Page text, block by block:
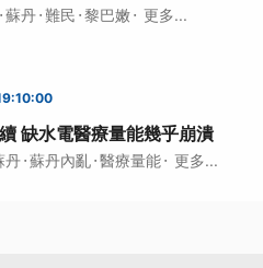
·蘇丹·難民 ·黎巴嫩· 更多...
缺水電醫療量能幾乎崩潰
丹·蘇丹內亂·醫療量能· 更多...